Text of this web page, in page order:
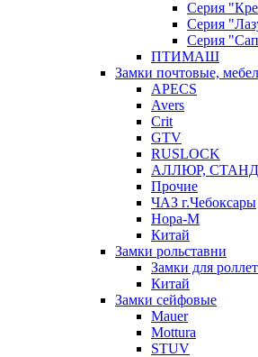
Серия
Серия
Серия
ПТИМАШ
Замки почтовые,
APECS
Avers
Crit
GTV
RUSLOCK
АЛЛЮР,
Прочие
ЧАЗ г.Чебоксары
Нора-М
Китай
Замки рольставни
Замки для
Китай
Замки сейфовые
Mauer
Mottura
STUV